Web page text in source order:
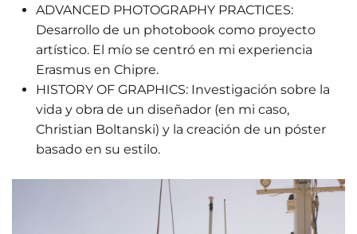
ADVANCED PHOTOGRAPHY PRACTICES:
Desarrollo de un photobook como proyecto
artístico. El mío se centró en mi experiencia
Erasmus en Chipre.
HISTORY OF GRAPHICS: Investigación sobre la
vida y obra de un diseñador (en mi caso,
Christian Boltanski) y la creación de un póster
basado en su estilo.